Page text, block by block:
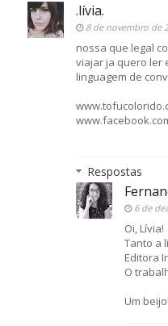
.lívia.
8 de novembro de
nossa que legal
viajar ja quero ler
linguagem de
Respostas
6 de
Oi, Lívia!
Tanto a
Editora
O
Um beijo!